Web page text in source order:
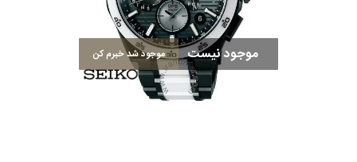
موجود نیست موجود شد خبرم کن